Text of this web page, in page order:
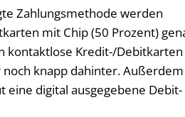
Zahlungsmethode werden
mit Chip (50 Prozent)
kontaktlose Kredit-/Debitkarten
knapp dahinter.
eine digital ausgegebene